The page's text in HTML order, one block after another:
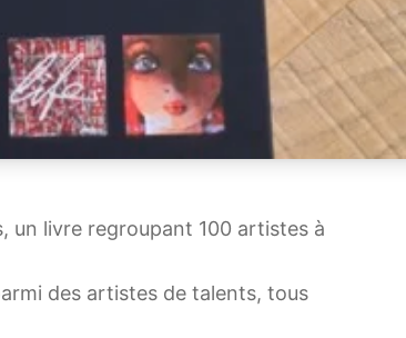
un livre regroupant 100 artistes à
des artistes de talents, tous